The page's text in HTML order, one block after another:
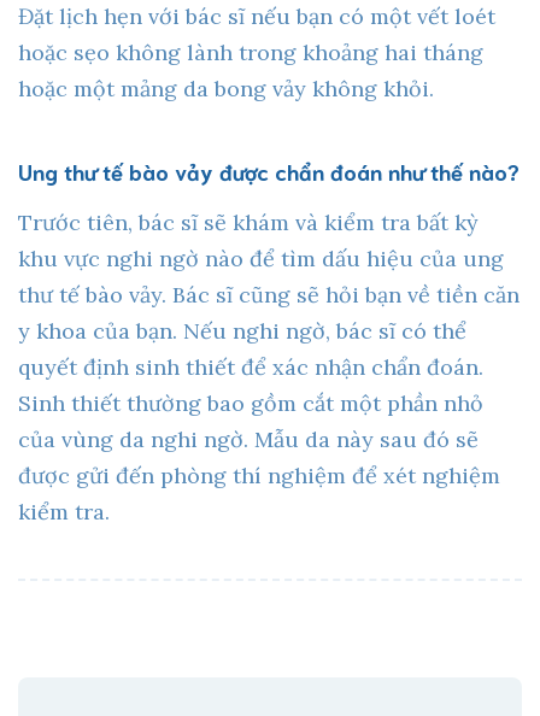
Đặt lịch hẹn với bác sĩ nếu bạn có một vết loét
hoặc sẹo không lành trong khoảng hai tháng
hoặc một mảng da bong vảy không khỏi.
Ung thư tế bào vảy được chẩn đoán như thế nào?
Trước tiên, bác sĩ sẽ khám và kiểm tra bất kỳ
khu vực nghi ngờ nào để tìm dấu hiệu của ung
thư tế bào vảy. Bác sĩ cũng sẽ hỏi bạn về tiền căn
y khoa của bạn. Nếu nghi ngờ, bác sĩ có thể
quyết định sinh thiết để xác nhận chẩn đoán.
Sinh thiết thường bao gồm cắt một phần nhỏ
của vùng da nghi ngờ. Mẫu da này sau đó sẽ
được gửi đến phòng thí nghiệm để xét nghiệm
kiểm tra.